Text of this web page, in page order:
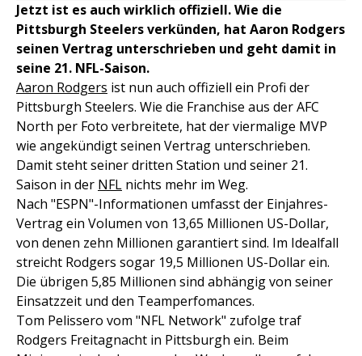
Jetzt ist es auch wirklich offiziell. Wie die
Pittsburgh Steelers verkünden, hat Aaron Rodgers
seinen Vertrag unterschrieben und geht damit in
seine 21. NFL-Saison.
Aaron Rodgers ist nun auch offiziell ein Profi der
Pittsburgh Steelers. Wie die Franchise aus der AFC
North per Foto verbreitete, hat der viermalige MVP
wie angekündigt seinen Vertrag unterschrieben.
Damit steht seiner dritten Station und seiner 21.
Saison in der NFL nichts mehr im Weg.
Nach "ESPN"-Informationen umfasst der Einjahres-
Vertrag ein Volumen von 13,65 Millionen US-Dollar,
von denen zehn Millionen garantiert sind. Im Idealfall
streicht Rodgers sogar 19,5 Millionen US-Dollar ein.
Die übrigen 5,85 Millionen sind abhängig von seiner
Einsatzzeit und den Teamperfomances.
Tom Pelissero vom "NFL Network" zufolge traf
Rodgers Freitagnacht in Pittsburgh ein. Beim